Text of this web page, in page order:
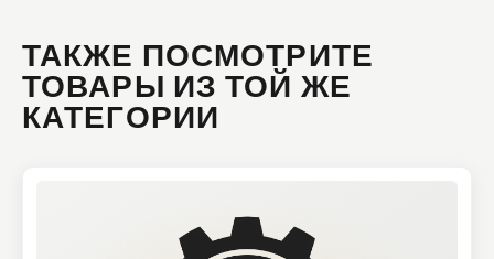
ТАКЖЕ ПОСМОТРИТЕ
ТОВАРЫ ИЗ ТОЙ ЖЕ
КАТЕГОРИИ